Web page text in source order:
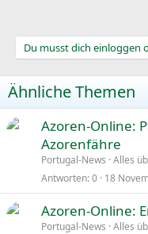
Du musst dich einloggen
Ähnliche Themen
Azoren-Online:
Azorenfähre
Portugal-News Alles
Antworten 0 18
Azoren-Online:
Portugal-News Alles